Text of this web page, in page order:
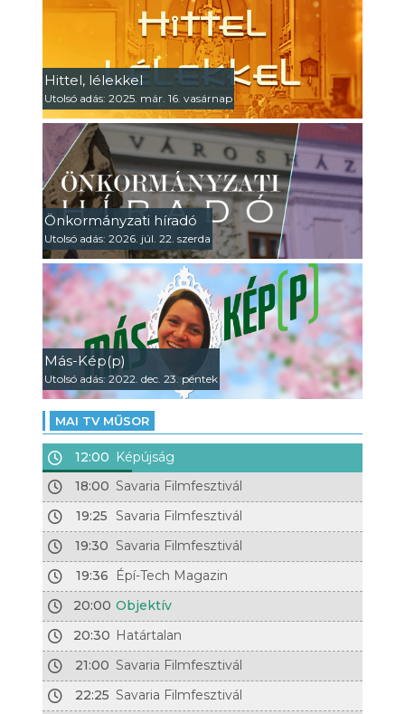
Hittel, lélekkel
Utolsó adás: 2025. már. 16. vasárnap
Önkormányzati híradó
Utolsó adás: 2026. júl. 22. szerda
Más-Kép(p)
Utolsó adás: 2022. dec. 23. péntek
MAI TV MŰSOR
12:00 Képújság
18:00 Savaria Filmfesztivál
19:25 Savaria Filmfesztivál
19:30 Savaria Filmfesztivál
19:36
Épí-Tech Magazin
20:00 Objektív
20:30 Határtalan
21:00 Savaria Filmfesztivál
22:25 Savaria Filmfesztivál